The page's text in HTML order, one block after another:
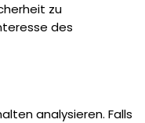
zu
des
analysieren. Falls